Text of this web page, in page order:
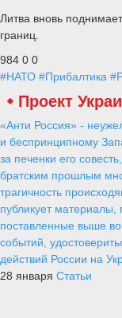
Литва вновь
границ.
984 0 0
#НАТО #Прибалтика
Проект
«Анти Россия» -
и беспринципному
за печенки его
братским прошлым
трагичность
публикует
поставленные выше
событий,
действий России на
28 января Статьи